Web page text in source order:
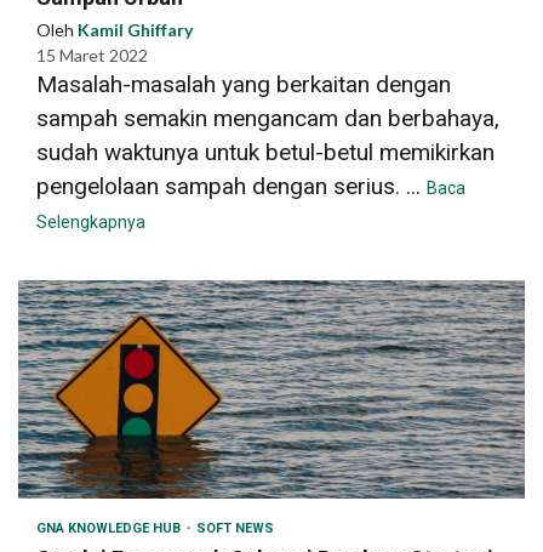
Oleh Kamil Ghiffary
15 Maret 2022
Masalah-masalah yang berkaitan dengan
sampah semakin mengancam dan berbahaya,
sudah waktunya untuk betul-betul memikirkan
pengelolaan sampah dengan serius. ... Baca
Selengkapnya
GNA KNOWLEDGE HUB SOFT NEWS